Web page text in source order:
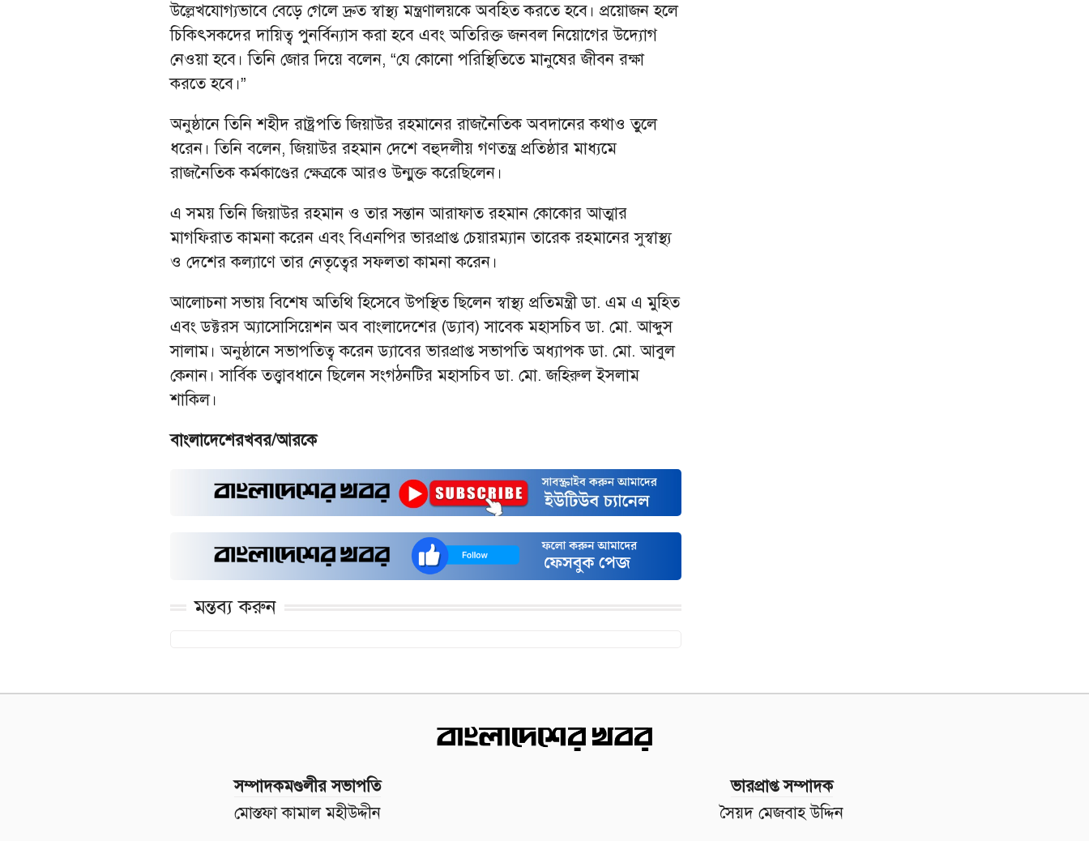
উল্লেখযোগ্যভাবে বেড়ে গেলে দ্রুত স্বাস্থ্য মন্ত্রণালয়কে অবহিত করতে হবে। প্রয়োজন হলে
চিকিৎসকদের দায়িত্ব পুনর্বিন্যাস করা হবে এবং অতিরিক্ত জনবল নিয়োগের উদ্যোগ
নেওয়া হবে। তিনি জোর দিয়ে বলেন, “যে কোনো পরিস্থিতিতে মানুষের জীবন রক্ষা
করতে হবে।”
অনুষ্ঠানে তিনি শহীদ রাষ্ট্রপতি জিয়াউর রহমানের রাজনৈতিক অবদানের কথাও তুলে
ধরেন। তিনি বলেন, জিয়াউর রহমান দেশে বহুদলীয় গণতন্ত্র প্রতিষ্ঠার মাধ্যমে
রাজনৈতিক কর্মকাণ্ডের ক্ষেত্রকে আরও উন্মুক্ত করেছিলেন।
এ সময় তিনি জিয়াউর রহমান ও তার সন্তান আরাফাত রহমান কোকোর আত্মার
মাগফিরাত কামনা করেন এবং বিএনপির ভারপ্রাপ্ত চেয়ারম্যান তারেক রহমানের সুস্বাস্থ্য
ও দেশের কল্যাণে তার নেতৃত্বের সফলতা কামনা করেন।
আলোচনা সভায় বিশেষ অতিথি হিসেবে উপস্থিত ছিলেন স্বাস্থ্য প্রতিমন্ত্রী ডা. এম এ মুহিত
এবং ডক্টরস অ্যাসোসিয়েশন অব বাংলাদেশের (ড্যাব) সাবেক মহাসচিব ডা. মো. আব্দুস
সালাম। অনুষ্ঠানে সভাপতিত্ব করেন ড্যাবের ভারপ্রাপ্ত সভাপতি অধ্যাপক ডা. মো. আবুল
কেনান। সার্বিক তত্ত্বাবধানে ছিলেন সংগঠনটির মহাসচিব ডা. মো. জহিরুল ইসলাম
শাকিল।
বাংলাদেশেরখবর/আরকে
মন্তব্য করুন
সম্পাদকমণ্ডলীর সভাপতি
মোস্তফা কামাল মহীউদ্দীন
ভারপ্রাপ্ত সম্পাদক
সৈয়দ মেজবাহ উদ্দিন